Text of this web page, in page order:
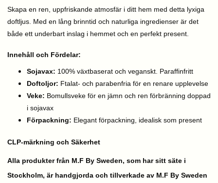
Skapa en ren, uppfriskande atmosfär i ditt hem med detta lyxiga
doftljus. Med en lång brinntid och naturliga ingredienser är det
både ett underbart inslag i hemmet och en perfekt present.
Innehåll och Fördelar:
Sojavax: 100% växtbaserat och veganskt. Paraffinfritt
Doftoljor: Ftalat- och parabenfria för en renare upplevelse
Veke: Bomullsveke för en jämn och ren förbränning doppad
i sojavax
Förpackning: Elegant förpackning, idealisk som present
CLP-märkning och Säkerhet
Alla produkter från M.F By Sweden, som har sitt säte i
Stockholm, är handgjorda och tillverkade av M.F By Sweden